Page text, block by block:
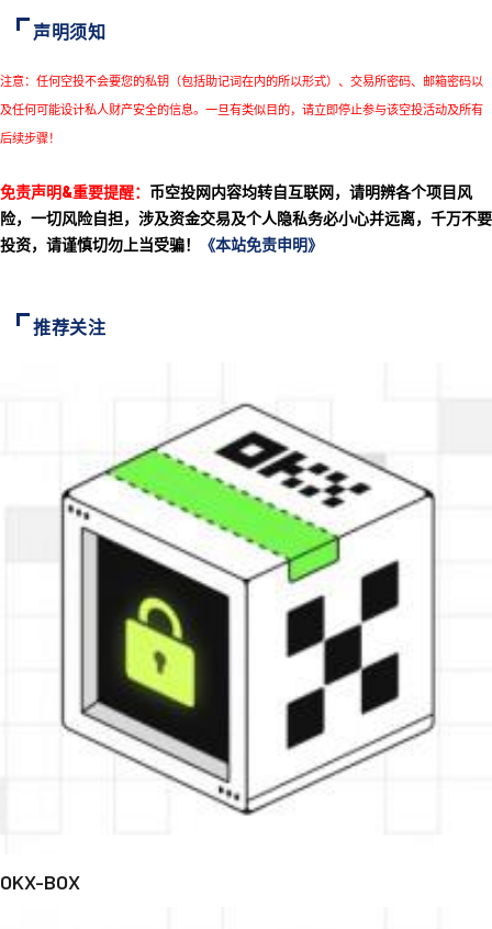
声明须知
注意：任何空投不会要您的私钥（包括助记词在内的所以形式）、交易所密码、邮箱密码以
及任何可能设计私人财产安全的信息。一旦有类似目的，请立即停止参与该空投活动及所有
后续步骤！
免责声明&重要提醒： 币空投网内容均转自互联网，请明辨各个项目风
险，一切风险自担，涉及资金交易及个人隐私务必小心并远离，千万不要
投资，请谨慎切勿上当受骗！
《本站免责申明》
推荐关注
OKX-BOX